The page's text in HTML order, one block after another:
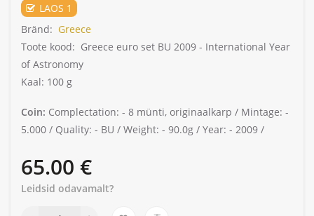
LAOS 1
Bränd: Greece
Toote kood: Greece euro set BU 2009 - International Year
of Astronomy
Kaal: 100 g
Coin: Complectation: - 8 münti, originaalkarp / Mintage: -
5.000 / Quality: - BU / Weight: - 90.0g / Year: - 2009 /
65.00 €
Leidsid odavamalt?